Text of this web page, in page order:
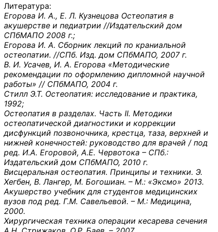
Литература:
Егорова И. А., Е. Л. Кузнецова Остеопатия в
акушерстве и педиатрии //Издательский дом
СПбМАПО 2008 г.;
Егорова И. А. Сборник лекций по краниальной
остеопатии. //СПб. Изд. дом СПбМАПО, 2007 г.
В. И. Усачев, И. А. Егорова «Методические
рекомендации по оформлению дипломной научной
работы» // СПбМАПО, 2004 г.
Стилл Э.Т. Остеопатия: исследование и практика,
1992;
Остеопатия в разделах. Часть II. Методики
остеопатической диагностики и коррекции
дисфункций позвоночника, крестца, таза, верхней и
нижней конечностей: руководство для врачей / под
ред. И.А. Егоровой, А.Е. Червотока – СПб.:
Издательский дом СПбМАПО, 2010 г.
Висцеральная остеопатия. Принципы и техники. Э.
Хегбен, В. Лангер, М. Богошиан. – М.: «Эксмо» 2013.
Акушерство учебник для студентов медицинских
вузов под ред. Г.М. Савельевой. – М.: Медицина,
2000.
Хирургическая техника операции кесарева сечения